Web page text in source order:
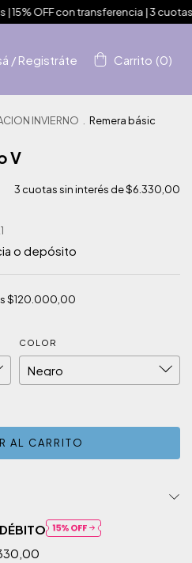
transferencia | 3 cuotas sin
/ Registráte Carrito (0)
INVIERNO
Remera básic
V
3 cuotas sin interés de$6.330,00
o depósito
$120.000,00
COLOR
DÉBITO